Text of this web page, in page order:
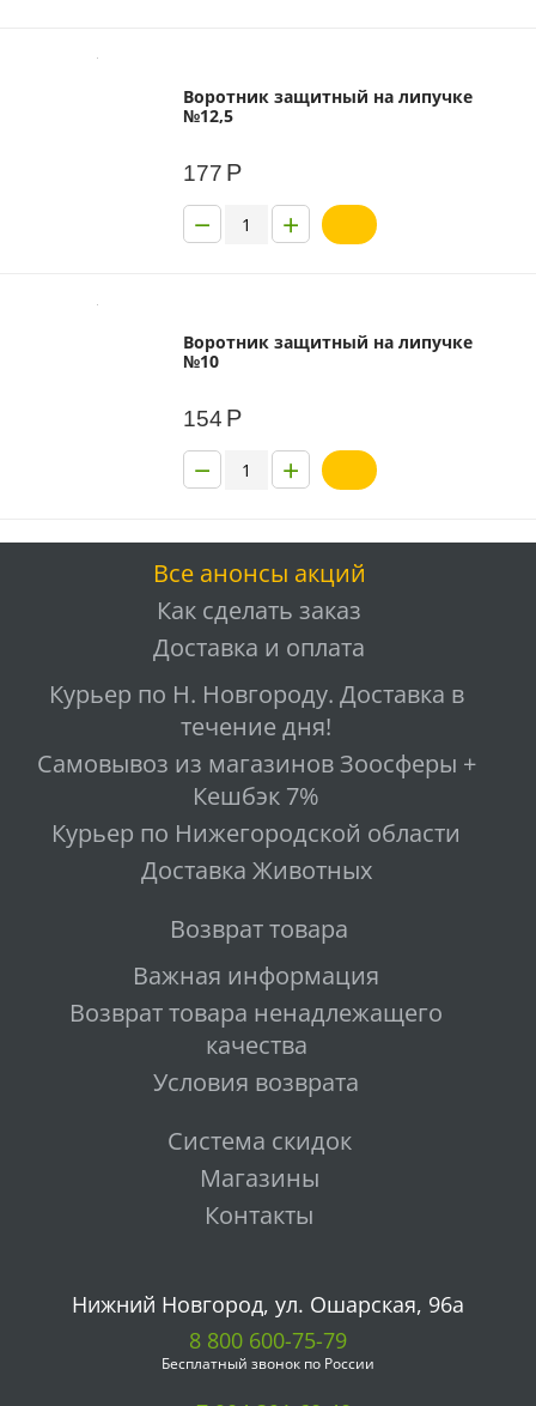
Воротник защитный на липучке
№12,5
177 Р
+
−
Воротник защитный на липучке
№10
154 Р
+
−
Все анонсы акций
Как сделать заказ
Доставка и оплата
Курьер по Н. Новгороду. Доставка в
течение дня!
Самовывоз из магазинов Зоосферы +
Кешбэк 7%
Курьер по Нижегородской области
Доставка Животных
Возврат товара
Важная информация
Возврат товара ненадлежащего
качества
Условия возврата
Система скидок
Магазины
Контакты
Нижний Новгород, ул. Ошарская, 96а
8 800 600-75-79
Бесплатный звонок по России